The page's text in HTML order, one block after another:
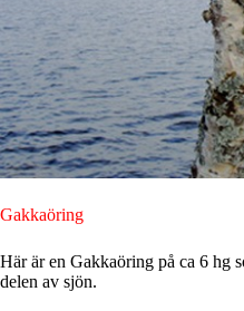
Gakkaöring
Här är en Gakkaöring på ca 6 hg
delen av sjön.